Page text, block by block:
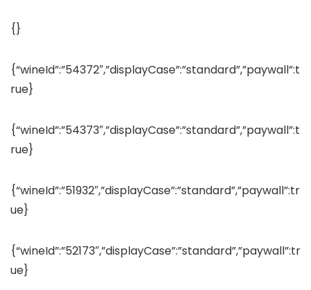
{}
{“wineId”:”54372″,”displayCase”:”standard”,”paywall”:t
rue}
{“wineId”:”54373″,”displayCase”:”standard”,”paywall”:t
rue}
{“wineId”:”51932″,”displayCase”:”standard”,”paywall”:tr
ue}
{“wineId”:”52173″,”displayCase”:”standard”,”paywall”:tr
ue}